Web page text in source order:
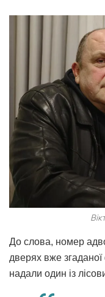
До слова, номер
дверях вже
надали один із